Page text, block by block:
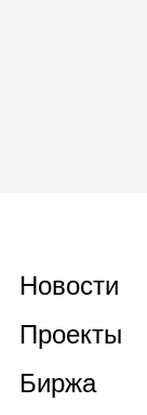
Новости
Проекты
Биржа